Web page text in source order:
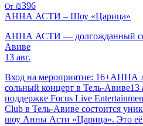
От ₪396
АННА АСТИ – Шоу «Царица»
АННА АСТИ — долгожданный
Авиве
13 авг.
Вход на мероприятие:
сольный концерт в Тель-Авиве13
поддержке Focus Live
Club в Тель-Авиве состоится
шоу Анны Асти «Царица». Это